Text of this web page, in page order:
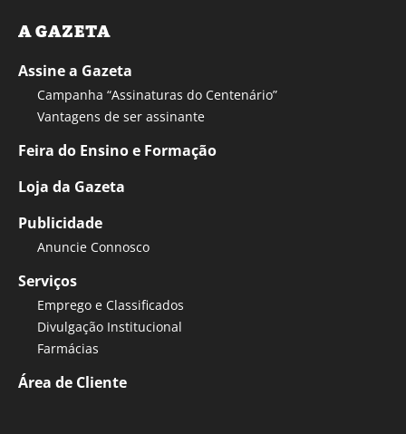
A GAZETA
Assine a Gazeta
Campanha “Assinaturas do Centenário”
Vantagens de ser assinante
Feira do Ensino e Formação
Loja da Gazeta
Publicidade
Anuncie Connosco
Serviços
Emprego e Classificados
Divulgação Institucional
Farmácias
Área de Cliente